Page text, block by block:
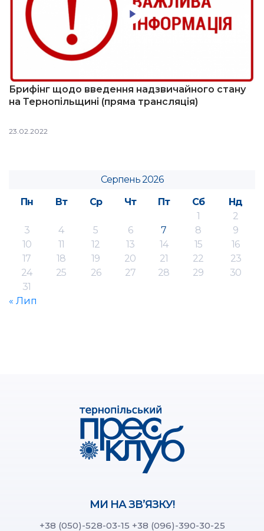
Брифінг щодо введення надзвичайного стану
на Тернопільщині (пряма трансляція)
23.02.2022
Серпень 2026
Пн
Вт Ср Чт Пт Сб
Нд
1
2
3
4 5 6 7 8
9
10
11 12 13 14 15
16
17
18 19 20 21 22
23
24
25 26 27 28 29
30
31
« Лип
МИ НА ЗВ’ЯЗКУ!
+38 (050)-528-03-15 +38 (096)-390-30-25